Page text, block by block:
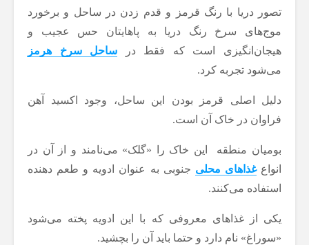
تصور دریا با رنگ قرمز و قدم زدن در ساحل و برخورد
موج‌های سرخ رنگ دریا به پاهایتان حس عجیب و
هیجان‌انگیزی است که فقط در ساحل سرخ هرمز
می‌شود تجربه کرد.
دلیل اصلی قرمز بودن این ساحل، وجود اکسید آهن
فراوان در خاک آن است.
بومیان منطقه این خاک را «گلک» می‌نامند و از آن در
انواع غذاهای محلی جنوبی به عنوان ادویه و طعم دهنده
استفاده می‌کنند.
یکی از غذاهای معروفی که با این ادویه پخته می‌شود
«سوراغ» نام دارد و حتما باید آن را بچشید.